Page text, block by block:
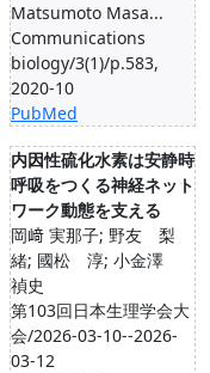
Matsumoto Masa...
Communications
biology/3(1)/p.583,
2020-10
PubMed
内因性硫化水素は安静時
呼吸をつくる神経ネット
ワーク動態を支える
岡﨑 実那子; 野友 梨
緒; 國松 淳; 小金澤
禎史
第103回日本生理学会大
会/2026-03-10--2026-
03-12